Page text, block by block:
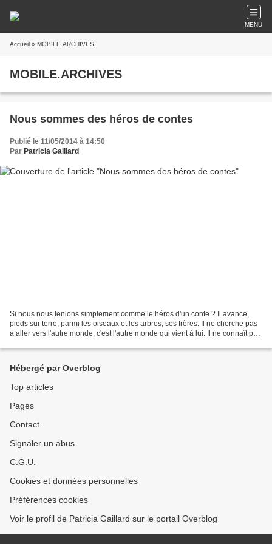
MENU
Accueil » MOBILE.ARCHIVES
MOBILE.ARCHIVES
Nous sommes des héros de contes
Publié le 11/05/2014 à 14:50
Par Patricia Gaillard
Si nous nous tenions simplement comme le héros d'un conte ? Il avance,
pieds sur terre, parmi les oiseaux et les arbres, ses frères. Il ne cherche pas
à aller vers l'autre monde, c'est l'autre monde qui vient à lui. Il ne connaît pas
Hébergé par Overblog
Top articles
Pages
Contact
Signaler un abus
C.G.U.
Cookies et données personnelles
Préférences cookies
Voir le profil de Patricia Gaillard sur le portail Overblog